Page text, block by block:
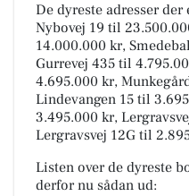
De dyreste adresser
Nybovej 19 til
14.000.000 kr,
Gurrevej 435 til
4.695.000 kr,
Lindevangen 15 til
3.495.000 kr,
Lergravsvej 12G til
Listen over de dyreste
derfor nu sådan ud: